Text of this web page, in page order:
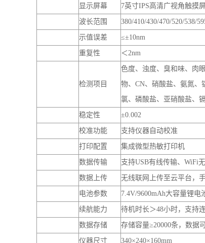
执行标准
度法-总铬六价铬》 GB/T
光度法-总镍》 GB/T
2023《PH测定-玻璃电极
水样的臭和味》 GB/
群》 GB/T 5750.12-2023
检测光源 进口固态冷光源，光源寿
7英寸IPS高清广视角触摸
波长范围 380/410/430/470/520/538/
示值误差 ≤±10nm
重复性 ＜2nm
检测项目
色度、浊度、臭和味、肉
物、CN、硝酸盐、氨氮、
氯、磷酸盐、亚硝酸盐、
稳定性 ±0.002
校准功能 支持仪器自动校准
打印配置 集成微型热敏打印机